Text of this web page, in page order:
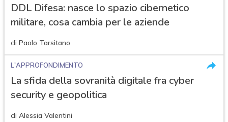
DDL Difesa: nasce lo spazio cibernetico
militare, cosa cambia per le aziende
di Paolo Tarsitano
L'APPROFONDIMENTO
La sfida della sovranità digitale fra cyber
security e geopolitica
di Alessia Valentini